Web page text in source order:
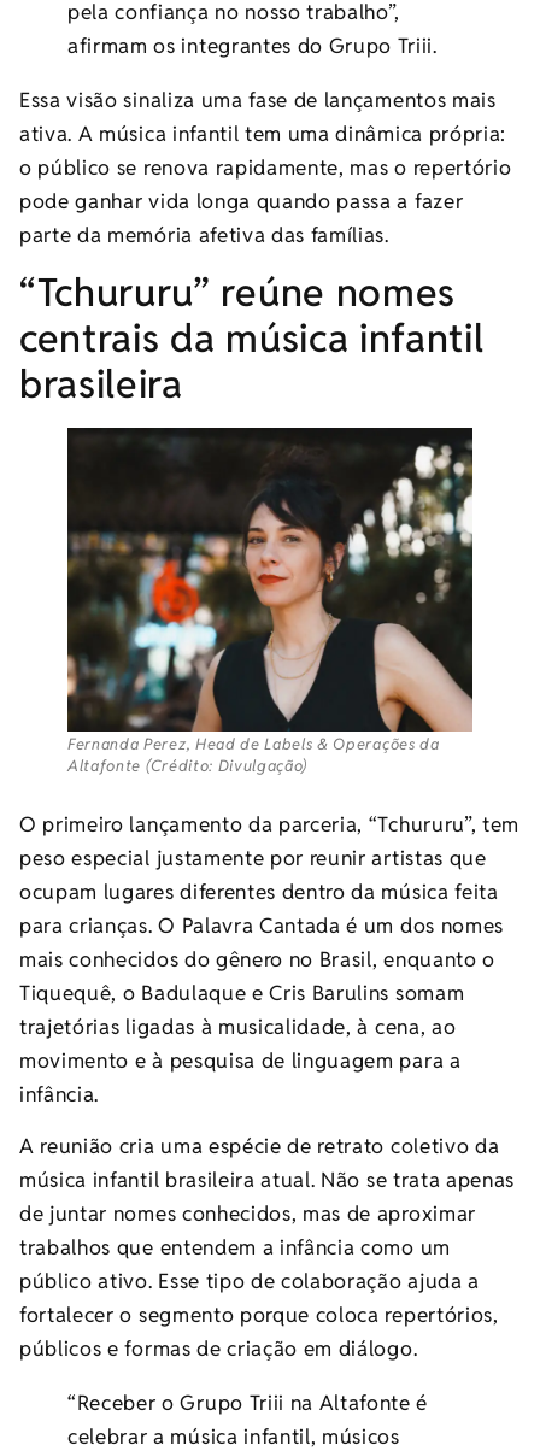
pela confiança no nosso trabalho”,
afirmam os integrantes do Grupo Triii.
Essa visão sinaliza uma fase de lançamentos mais
ativa. A música infantil tem uma dinâmica própria:
o público se renova rapidamente, mas o repertório
pode ganhar vida longa quando passa a fazer
parte da memória afetiva das famílias.
“Tchururu” reúne nomes
centrais da música infantil
brasileira
Fernanda Perez, Head de Labels & Operações da
Altafonte (Crédito: Divulgação)
O primeiro lançamento da parceria, “Tchururu”, tem
peso especial justamente por reunir artistas que
ocupam lugares diferentes dentro da música feita
para crianças. O Palavra Cantada é um dos nomes
mais conhecidos do gênero no Brasil, enquanto o
Tiquequê, o Badulaque e Cris Barulins somam
trajetórias ligadas à musicalidade, à cena, ao
movimento e à pesquisa de linguagem para a
infância.
A reunião cria uma espécie de retrato coletivo da
música infantil brasileira atual. Não se trata apenas
de juntar nomes conhecidos, mas de aproximar
trabalhos que entendem a infância como um
público ativo. Esse tipo de colaboração ajuda a
fortalecer o segmento porque coloca repertórios,
públicos e formas de criação em diálogo.
“Receber o Grupo Triii na Altafonte é
celebrar a música infantil, músicos